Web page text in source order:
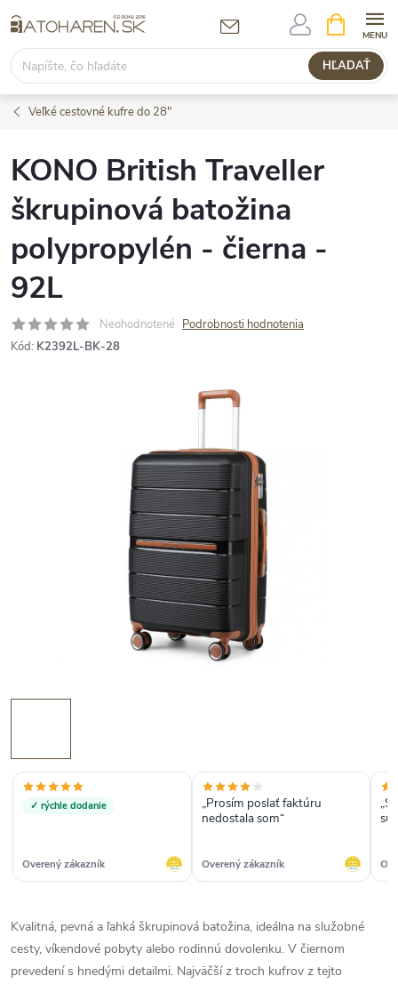
na
obsah
HĽADAŤ
KOŠÍK
Veľké cestovné kufre do 28"
KONO British Traveller
škrupinová batožina
polypropylén - čierna -
92L
Neohodnotené Podrobnosti hodnotenia
Kód: K2392L-BK-28
✓ rýchle dodanie
Overený zákazník
„Prosím poslať faktúru
nedostala som“
Overený zákazník
Kvalitná, pevná a ľahká škrupinová batožina, ideálna na služobné
cesty, víkendové pobyty alebo rodinnú dovolenku. V čiernom
prevedení s hnedými detailmi. Najväčší z troch kufrov z tejto